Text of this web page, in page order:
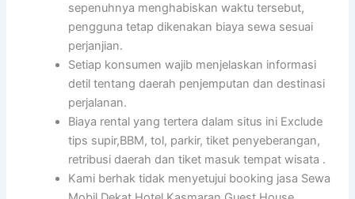
sepenuhnya menghabiskan waktu tersebut,
pengguna tetap dikenakan biaya sewa sesuai
perjanjian.
Setiap konsumen wajib menjelaskan informasi
detil tentang daerah penjemputan dan destinasi
perjalanan.
Biaya rental yang tertera dalam situs ini Exclude
tips supir,BBM, tol, parkir, tiket penyeberangan,
retribusi daerah dan tiket masuk tempat wisata .
Kami berhak tidak menyetujui booking jasa Sewa